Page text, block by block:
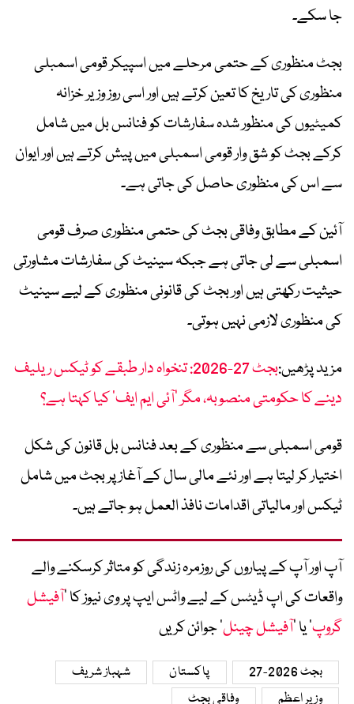
جا سکے۔
بجٹ منظوری کے حتمی مرحلے میں اسپیکر قومی اسمبلی
منظوری کی تاریخ کا تعین کرتے ہیں اور اسی روز وزیر خزانہ
کمیٹیوں کی منظور شدہ سفارشات کو فنانس بل میں شامل
کرکے بجٹ کو شق وار قومی اسمبلی میں پیش کرتے ہیں اور ایوان
سے اس کی منظوری حاصل کی جاتی ہے۔
آئین کے مطابق وفاقی بجٹ کی حتمی منظوری صرف قومی
اسمبلی سے لی جاتی ہے جبکہ سینیٹ کی سفارشات مشاورتی
حیثیت رکھتی ہیں اور بجٹ کی قانونی منظوری کے لیے سینیٹ
کی منظوری لازمی نہیں ہوتی۔
مزید پڑھیں:
بجٹ 27-2026: تنخواہ دار طبقے کو ٹیکس ریلیف
دینے کا حکومتی منصوبہ، مگر ’آئی ایم ایف‘ کیا کہتا ہے؟
قومی اسمبلی سے منظوری کے بعد فنانس بل قانون کی شکل
اختیار کر لیتا ہے اور نئے مالی سال کے آغاز پر بجٹ میں شامل
ٹیکس اور مالیاتی اقدامات نافذ العمل ہو جاتے ہیں۔
آپ اور آپ کے پیاروں کی روزمرہ زندگی کو متاثر کرسکنے والے
واقعات کی اپ ڈیٹس کے لیے واٹس ایپ پر وی نیوز کا ’آفیشل
گروپ‘ یا ’آفیشل چینل‘ جوائن کریں
بجٹ 2026-27 پاکستان
شہباز شریف
وزیر اعظم
وفاقی بجٹ